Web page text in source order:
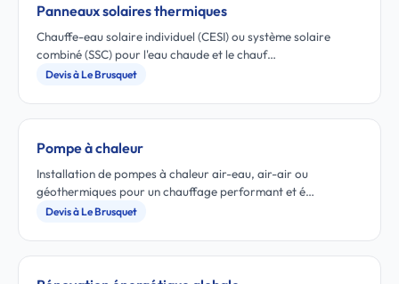
Panneaux solaires thermiques
Chauffe-eau solaire individuel (CESI) ou système solaire
combiné (SSC) pour l'eau chaude et le chauf…
Devis à Le Brusquet
Pompe à chaleur
Installation de pompes à chaleur air-eau, air-air ou
géothermiques pour un chauffage performant et é…
Devis à Le Brusquet